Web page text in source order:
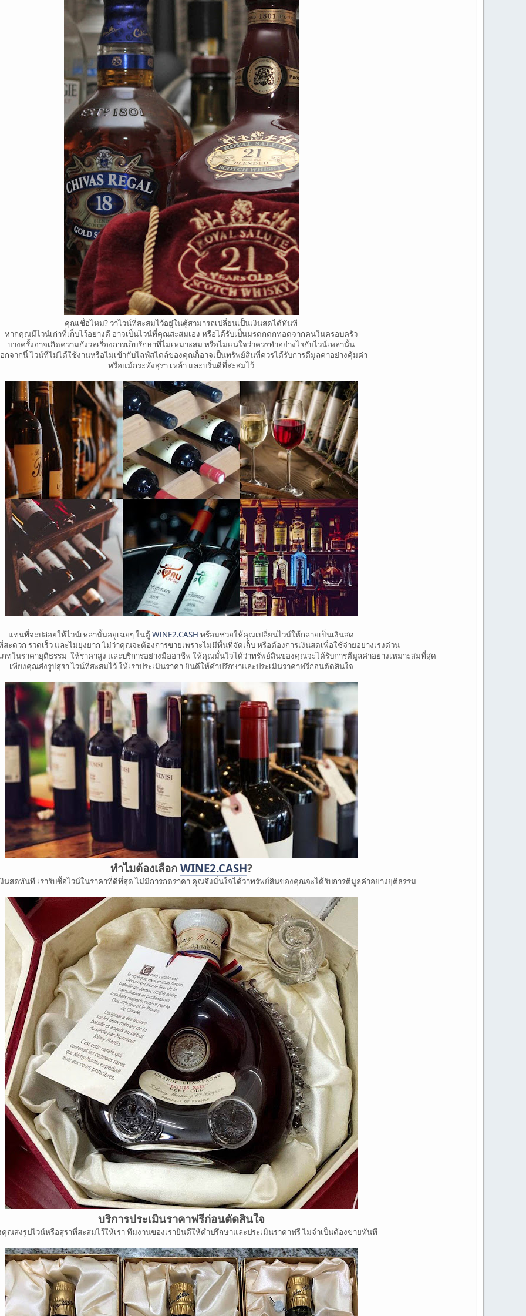
คุณเชื่อไหม? ว่าไวน์ที่สะสมไว้อยู่ในตู้สามารถเปลี่ยนเป็นเงินสดได้ทันที
หากคุณมีไวน์เก่าที่เก็บไว้อย่างดี อาจเป็นไวน์ที่คุณสะสมเอง หรือได้รับเป็นมรดกตกทอดจากคนในครอบครัว
บางครั้งอาจเกิดความกังวลเรื่องการเก็บรักษาที่ไม่เหมาะสม หรือไม่แน่ใจว่าควรทำอย่างไรกับไวน์เหล่านั้น
กจากนี้ ไวน์ที่ไม่ได้ใช้งานหรือไม่เข้ากับไลฟ์สไตล์ของคุณก็อาจเป็นทรัพย์สินที่ควรได้รับการตีมูลค่าอย่างคุ้มค่า
หรือแม้กระทั่งสุรา เหล้า และบรั่นดีที่สะสมไว้
แทนที่จะปล่อยให้ไวน์เหล่านั้นอยู่เฉยๆ ในตู้WINE2.CASH พร้อมช่วยให้คุณเปลี่ยนไวน์ให้กลายเป็นเงินสด
สะดวก รวดเร็ว และไม่ยุ่งยาก ไม่ว่าคุณจะต้องการขายเพราะไม่มีพื้นที่จัดเก็บ หรือต้องการเงินสดเพื่อใช้จ่ายอย่างเร่งด่วน
ภทในราคายุติธรรม ให้ราคาสูง และบริการอย่างมืออาชีพ ให้คุณมั่นใจได้ว่าทรัพย์สินของคุณจะได้รับการตีมูลค่าอย่างเหมาะสมที่สุด
เพียงคุณส่งรูปสุรา ไวน์ที่สะสมไว้ ให้เราประเมินราคา ยินดีให้คำปรึกษาและประเมินราคาฟรีก่อนตัดสินใจ
ทำไมต้องเลือก WINE2.CASH?
งินสดทันที เรารับซื้อไวน์ในราคาที่ดีที่สุด ไม่มีการกดราคา คุณจึงมั่นใจได้ว่าทรัพย์สินของคุณจะได้รับการตีมูลค่าอย่างยุติธรรม
บริการประเมินราคาฟรีก่อนตัดสินใจ
คุณส่งรูปไวน์หรือสุราที่สะสมไว้ให้เรา ทีมงานของเรายินดีให้คำปรึกษาและประเมินราคาฟรี ไม่จำเป็นต้องขายทันที